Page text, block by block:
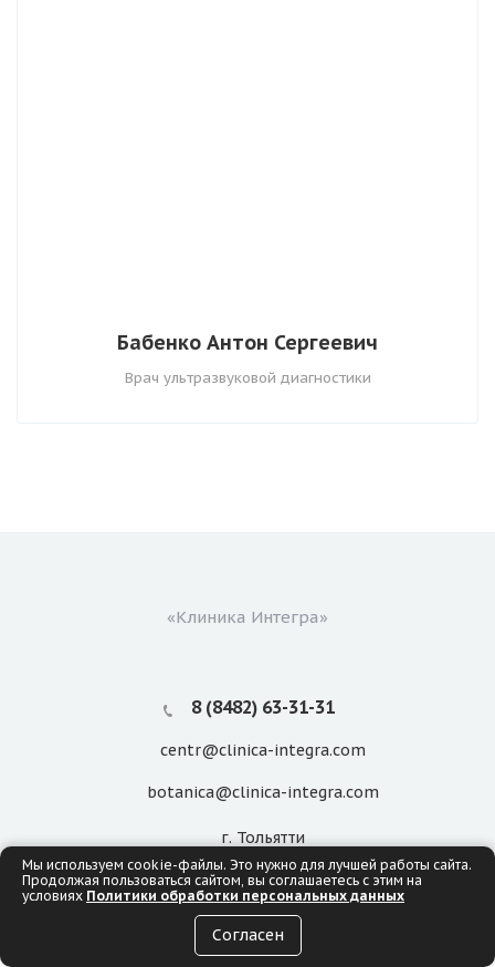
Бабенко Антон Сергеевич
Врач ультразвуковой диагностики
«Клиника Интегра»
8 (8482) 63-31-31
centr@clinica-integra.com
botanica@clinica-integra.com
г. Тольятти
ул. Баныкина, 21а
ул. Ботаническая, 5д
Мы в соцсетях
ИМЕЮТСЯ ПРОТИВОПОКАЗАНИЯ. НЕОБХОДИМА
КОНСУЛЬТАЦИЯ СПЕЦИАЛИСТА
Мы используем cookie-файлы. Это нужно для лучшей работы сайта.
Продолжая пользоваться сайтом, вы соглашаетесь с этим на
условиях Политики обработки персональных данных
Согласен